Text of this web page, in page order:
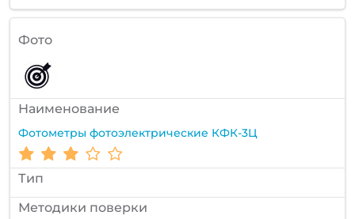
Фото
Наименование
Фотометры фотоэлектрические КФК-3Ц
Тип
Методики поверки